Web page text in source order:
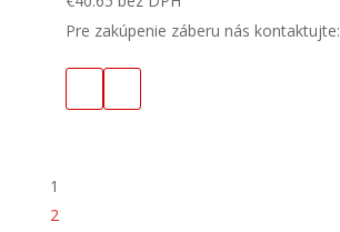
Pre zakúpenie záberu nás kontaktujte:
1
2